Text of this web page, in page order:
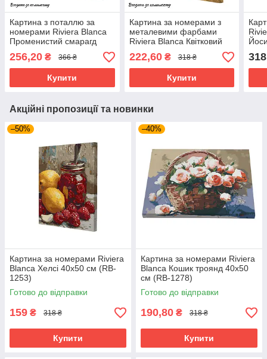
Картина з поталлю за
номерами Riviera Blanca
Променистий смарагд
256,20 ₴ 366 ₴
Купити
Картина за номерами з
металевими фарбами
Riviera Blanca Квітковий
килим 40x50 см (RB-0872)
222,60₴ 318 ₴
Купити
318
Акційні пропозиції та новинки
–50%
Картина за номерами Riviera
Blanca Хелсі 40x50 см (RB-
1253)
Готово до відправки
159 ₴ 318 ₴
Купити
–40%
Картина за номерами Riviera
Blanca Кошик троянд 40x50
см (RB-1278)
Готово до відправки
190,80 ₴ 318 ₴
Купити